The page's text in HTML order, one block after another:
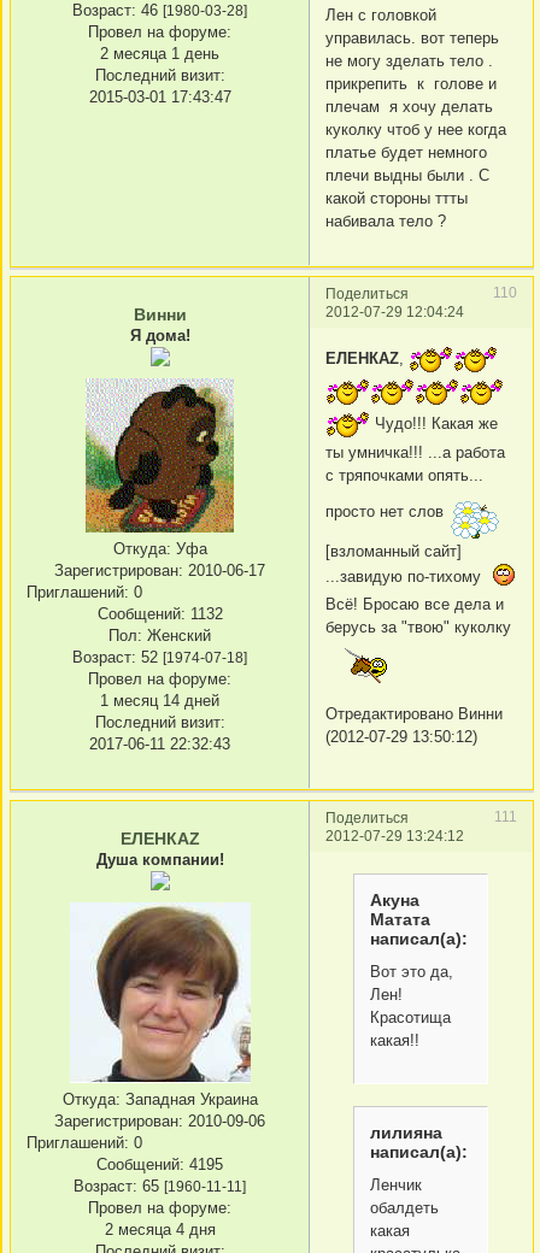
Возраст: 46 [1980-03-28]
Провел на форуме:
2 месяца 1 день
Последний визит:
2015-03-01 17:43:47
Лен с головкой
управилась. вот теперь
не могу зделать тело .
прикрепить к голове и
плечам я хочу делать
куколку чтоб у нее когда
платье будет немного
плечи выдны были . С
какой стороны ттты
набивала тело ?
Поделиться
110
2012-07-29 12:04:24
Винни
Я дома!
Откуда: Уфа
Зарегистрирован: 2010-06-17
Приглашений: 0
Сообщений: 1132
Пол: Женский
Возраст: 52 [1974-07-18]
Провел на форуме:
1 месяц 14 дней
Последний визит:
2017-06-11 22:32:43
ЕЛЕНКАZ
Чудо!!! Какая же
ты умничка!!! ...а работа
с тряпочками опять...
просто нет слов
[взломанный сайт]
...завидую по-тихому
Всё! Бросаю все дела и
берусь за "твою" куколку
Отредактировано Винни
(2012-07-29 13:50:12)
Поделиться
111
2012-07-29 13:24:12
ЕЛЕНКАZ
Душа компании!
Откуда: Западная Украина
Зарегистрирован: 2010-09-06
Приглашений: 0
Сообщений: 4195
Возраст: 65 [1960-11-11]
Провел на форуме:
2 месяца 4 дня
Акуна
Матата
написал(а):
Вот это да,
Лен!
Красотища
какая!!
лилияна
написал(а):
Ленчик
обалдеть
какая